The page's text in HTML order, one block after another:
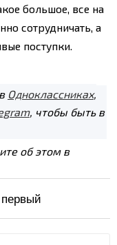
большое, все на
сотрудничать, а
поступки.
Одноклассниках,
, чтобы быть в
об этом в
первый